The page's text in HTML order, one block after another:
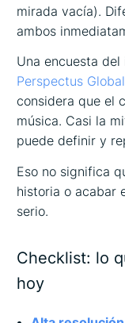
mirada vacía).
ambos
Una encuesta
Perspectus Global
considera que el
música. Casi la
puede definir y
Eso no significa
historia o acabar
serio.
Checklist: lo
hoy